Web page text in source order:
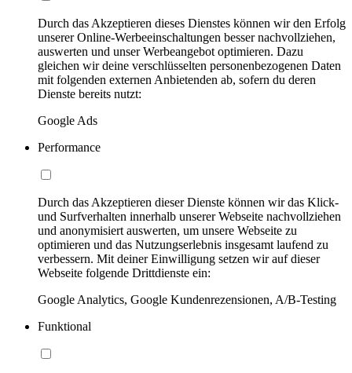
Durch das Akzeptieren dieses Dienstes können wir den Erfolg
unserer Online-Werbeeinschaltungen besser nachvollziehen,
auswerten und unser Werbeangebot optimieren. Dazu
gleichen wir deine verschlüsselten personenbezogenen Daten
mit folgenden externen Anbietenden ab, sofern du deren
Dienste bereits nutzt:
Google Ads
Performance
Durch das Akzeptieren dieser Dienste können wir das Klick-
und Surfverhalten innerhalb unserer Webseite nachvollziehen
und anonymisiert auswerten, um unsere Webseite zu
optimieren und das Nutzungserlebnis insgesamt laufend zu
verbessern. Mit deiner Einwilligung setzen wir auf dieser
Webseite folgende Drittdienste ein:
Google Analytics, Google Kundenrezensionen, A/B-Testing
Funktional